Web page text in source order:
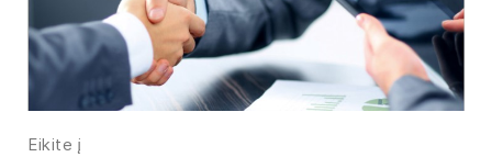
Eikite į